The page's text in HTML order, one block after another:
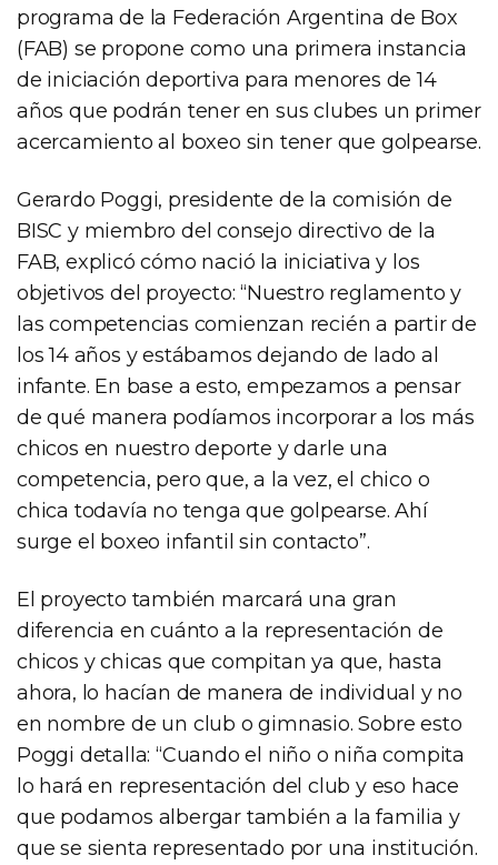
programa de la Federación Argentina de Box
(FAB) se propone como una primera instancia
de iniciación deportiva para menores de 14
años que podrán tener en sus clubes un primer
acercamiento al boxeo sin tener que golpearse.
Gerardo Poggi, presidente de la comisión de
BISC y miembro del consejo directivo de la
FAB, explicó cómo nació la iniciativa y los
objetivos del proyecto: “Nuestro reglamento y
las competencias comienzan recién a partir de
los 14 años y estábamos dejando de lado al
infante. En base a esto, empezamos a pensar
de qué manera podíamos incorporar a los más
chicos en nuestro deporte y darle una
competencia, pero que, a la vez, el chico o
chica todavía no tenga que golpearse. Ahí
surge el boxeo infantil sin contacto”.
El proyecto también marcará una gran
diferencia en cuánto a la representación de
chicos y chicas que compitan ya que, hasta
ahora, lo hacían de manera de individual y no
en nombre de un club o gimnasio. Sobre esto
Poggi detalla: “Cuando el niño o niña compita
lo hará en representación del club y eso hace
que podamos albergar también a la familia y
que se sienta representado por una institución.